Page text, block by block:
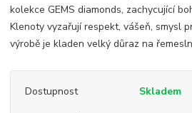
kolekce GEMS diamonds, zachycující
Klenoty vyzařují respekt, vášeň, smysl
výrobě je kladen velký důraz na
Dostupnost Skladem